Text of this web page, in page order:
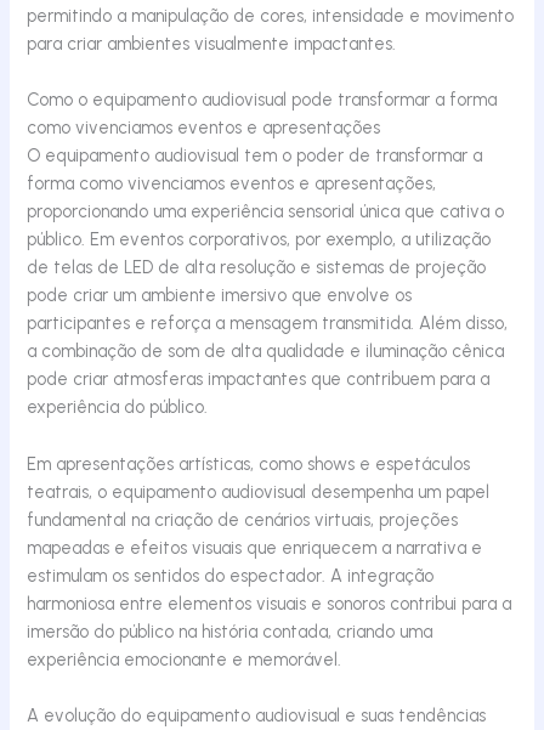
permitindo a manipulação de cores, intensidade e movimento
para criar ambientes visualmente impactantes.
Como o equipamento audiovisual pode transformar a forma
como vivenciamos eventos e apresentações
O equipamento audiovisual tem o poder de transformar a
forma como vivenciamos eventos e apresentações,
proporcionando uma experiência sensorial única que cativa o
público. Em eventos corporativos, por exemplo, a utilização
de telas de LED de alta resolução e sistemas de projeção
pode criar um ambiente imersivo que envolve os
participantes e reforça a mensagem transmitida. Além disso,
a combinação de som de alta qualidade e iluminação cênica
pode criar atmosferas impactantes que contribuem para a
experiência do público.
Em apresentações artísticas, como shows e espetáculos
teatrais, o equipamento audiovisual desempenha um papel
fundamental na criação de cenários virtuais, projeções
mapeadas e efeitos visuais que enriquecem a narrativa e
estimulam os sentidos do espectador. A integração
harmoniosa entre elementos visuais e sonoros contribui para a
imersão do público na história contada, criando uma
experiência emocionante e memorável.
A evolução do equipamento audiovisual e suas tendências